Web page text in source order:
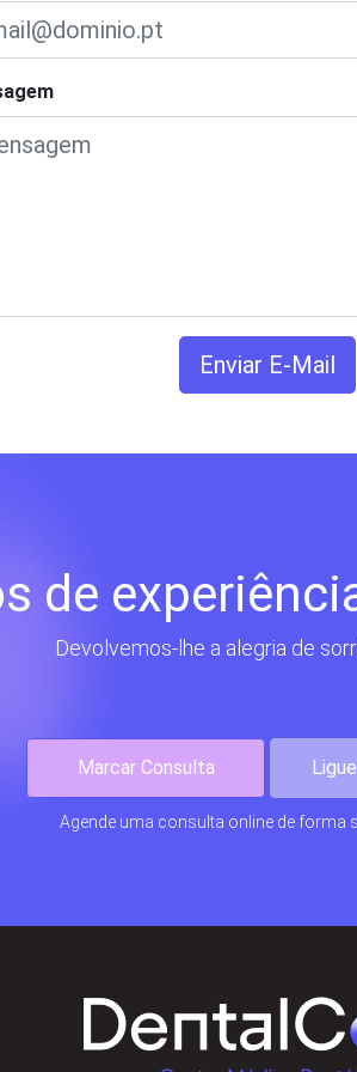
Enviar E-Mail
de
Devolvemos-lhe a alegria de
Marcar Consulta
Agende uma consulta online de forma